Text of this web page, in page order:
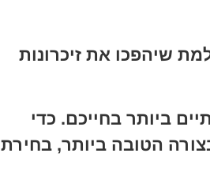
שיהפכו את זיכרונות
ביותר בחייכם. כדי
הטובה ביותר, בחירת